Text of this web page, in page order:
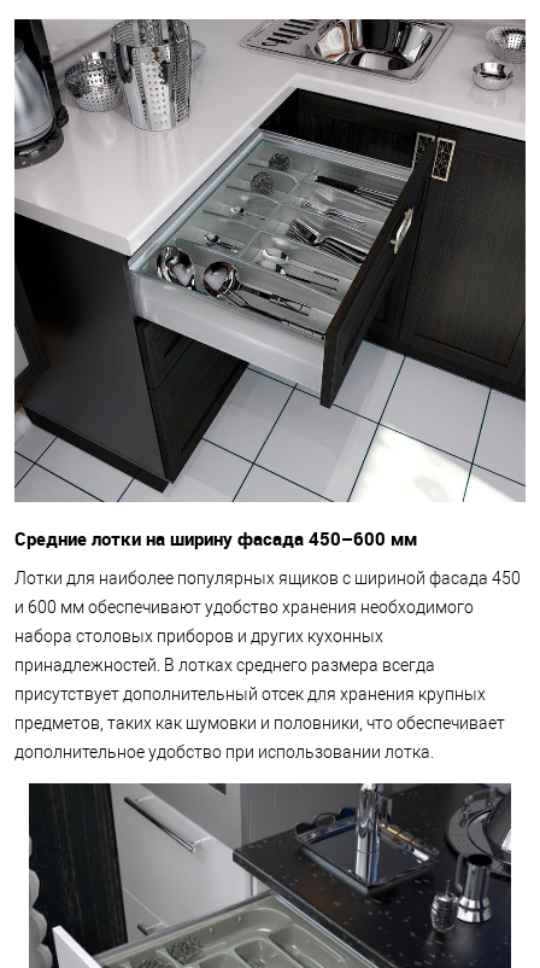
Средние лотки на ширину фасада 450–600 мм
Лотки для наиболее популярных ящиков с шириной фасада 450
и 600 мм обеспечивают удобство хранения необходимого
набора столовых приборов и других кухонных
принадлежностей. В лотках среднего размера всегда
присутствует дополнительный отсек для хранения крупных
предметов, таких как шумовки и половники, что обеспечивает
дополнительное удобство при использовании лотка.